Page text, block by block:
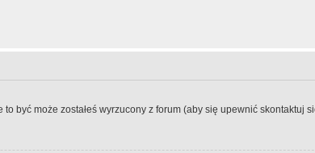
być może zostałeś wyrzucony z forum (aby się upewnić skontaktuj